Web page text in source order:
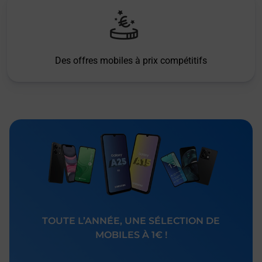
Des offres mobiles à prix compétitifs
TOUTE L’ANNÉE, UNE SÉLECTION DE
MOBILES À 1€ !